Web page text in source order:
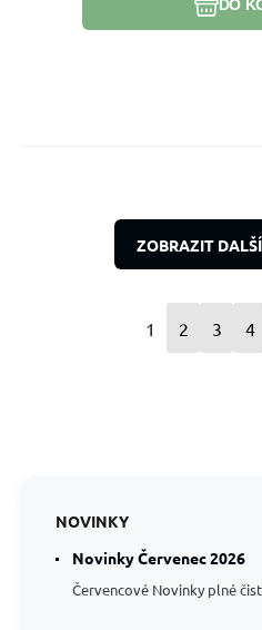
DO
ZOBRAZIT
1 2 3 4
NOVINKY
Novinky Červenec 2026
Červencové Novinky plné